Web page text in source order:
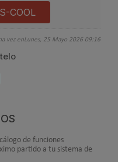
COOL
vez enLunes, 25 Mayo 2026 09:16
de funciones
partido a tu sistema de